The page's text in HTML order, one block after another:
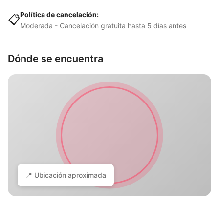
📋Política de cancelación:
Moderada - Cancelación gratuita hasta 5 días antes
Dónde se encuentra
📍 Ubicación aproximada